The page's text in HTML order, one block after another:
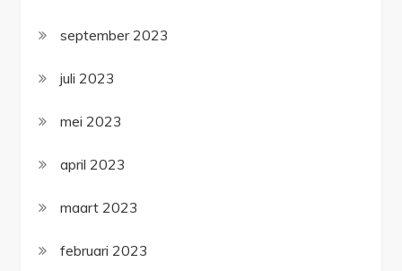
september 2023
juli 2023
mei 2023
april 2023
maart 2023
februari 2023